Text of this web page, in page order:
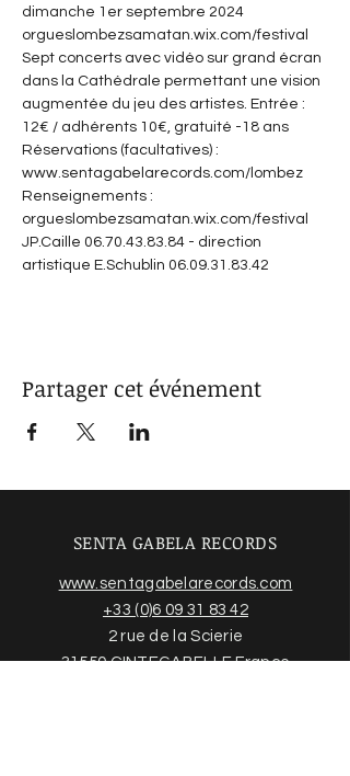
dimanche 1er septembre 2024
orgueslombezsamatan.wix.com/festival
Sept concerts avec vidéo sur grand écran
dans la Cathédrale permettant une vision
augmentée du jeu des artistes. Entrée :
12€ / adhérents 10€, gratuité -18 ans
Réservations (facultatives) :
www.sentagabelarecords.com/lombez
Renseignements :
orgueslombezsamatan.wix.com/festival
JP.Caille 06.70.43.83.84 - direction
artistique E.Schublin 06.09.31.83.42
Partager cet événement
SENTA GABELA RECORDS
www.sentagabelarecords.com
+33 (0)6 09 31 83 42
2 rue de la Scierie
31550 CINTEGABELLE France